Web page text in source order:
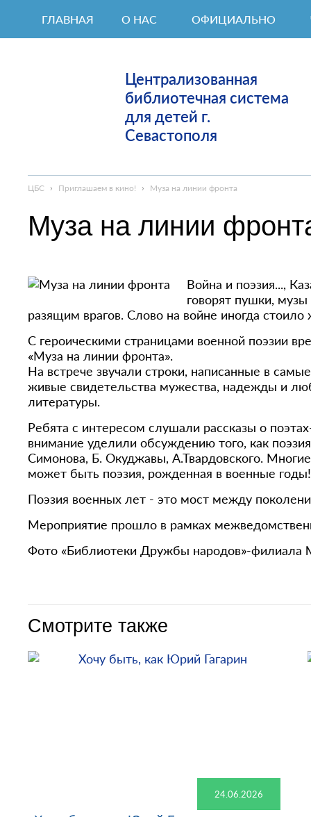
ГЛАВНАЯ О НАС ОФИЦИАЛЬНО
Централизованная
библиотечная система
для детей г.
Севастополя
ЦБС › Приглашаем в кино! › Муза на линии фронта
Муза на линии
Война и поэзия...,
говорят пушки,
разящим врагов. Слово на войне иногда стоило
С героическими страницами военной поэзии
«Муза на линии фронта».
На встрече звучали строки, написанные в
живые свидетельства мужества, надежды и
литературы.
Ребята с интересом слушали рассказы о
внимание уделили обсуждению того, как
Симонова, Б. Окуджавы, А.Твардовского.
может быть поэзия, рожденная в военные годы!
Поэзия военных лет - это мост между
Мероприятие прошло в рамках
Фото «Библиотеки Дружбы народов»-
Смотрите также
24.06.2026